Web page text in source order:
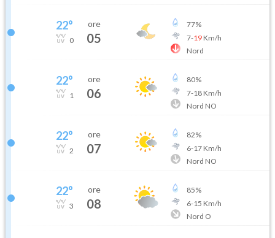
22°
0
ore
05
77%
7-19Km/h
Nord
22°
1
ore
06
80%
7-18Km/h
Nord NO
22°
2
ore
07
82%
6-17Km/h
Nord NO
22°
3
ore
08
85%
6-15 Km/h
Nord O